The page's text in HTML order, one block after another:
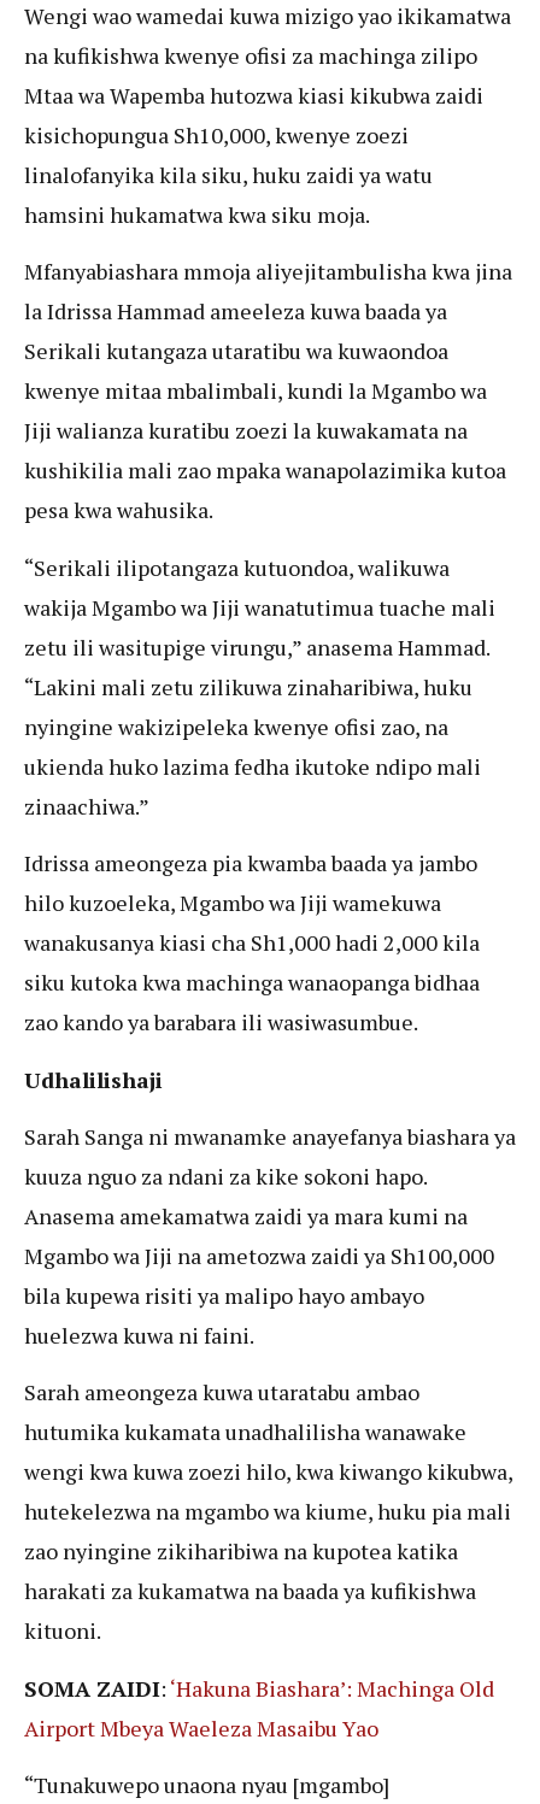
Wengi wao wamedai kuwa mizigo yao ikikamatwa
na kufikishwa kwenye ofisi za machinga zilipo
Mtaa wa Wapemba hutozwa kiasi kikubwa zaidi
kisichopungua Sh10,000, kwenye zoezi
linalofanyika kila siku, huku zaidi ya watu
hamsini hukamatwa kwa siku moja.
Mfanyabiashara mmoja aliyejitambulisha kwa jina
la Idrissa Hammad ameeleza kuwa baada ya
Serikali kutangaza utaratibu wa kuwaondoa
kwenye mitaa mbalimbali, kundi la Mgambo wa
Jiji walianza kuratibu zoezi la kuwakamata na
kushikilia mali zao mpaka wanapolazimika kutoa
pesa kwa wahusika.
“Serikali ilipotangaza kutuondoa, walikuwa
wakija Mgambo wa Jiji wanatutimua tuache mali
zetu ili wasitupige virungu,” anasema Hammad.
“Lakini mali zetu zilikuwa zinaharibiwa, huku
nyingine wakizipeleka kwenye ofisi zao, na
ukienda huko lazima fedha ikutoke ndipo mali
zinaachiwa.”
Idrissa ameongeza pia kwamba baada ya jambo
hilo kuzoeleka, Mgambo wa Jiji wamekuwa
wanakusanya kiasi cha Sh1,000 hadi 2,000 kila
siku kutoka kwa machinga wanaopanga bidhaa
zao kando ya barabara ili wasiwasumbue.
Udhalilishaji
Sarah Sanga ni mwanamke anayefanya biashara ya
kuuza nguo za ndani za kike sokoni hapo.
Anasema amekamatwa zaidi ya mara kumi na
Mgambo wa Jiji na ametozwa zaidi ya Sh100,000
bila kupewa risiti ya malipo hayo ambayo
huelezwa kuwa ni faini.
Sarah ameongeza kuwa utaratabu ambao
hutumika kukamata unadhalilisha wanawake
wengi kwa kuwa zoezi hilo, kwa kiwango kikubwa,
hutekelezwa na mgambo wa kiume, huku pia mali
zao nyingine zikiharibiwa na kupotea katika
harakati za kukamatwa na baada ya kufikishwa
kituoni.
SOMA ZAIDI: ‘Hakuna Biashara’: Machinga Old
Airport Mbeya Waeleza Masaibu Yao
“Tunakuwepo unaona nyau [mgambo]